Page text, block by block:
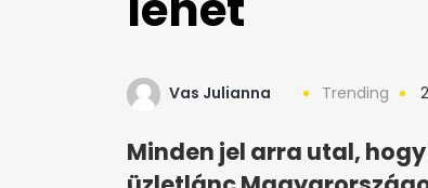
Vas Julianna Trending
Minden jel arra utal,